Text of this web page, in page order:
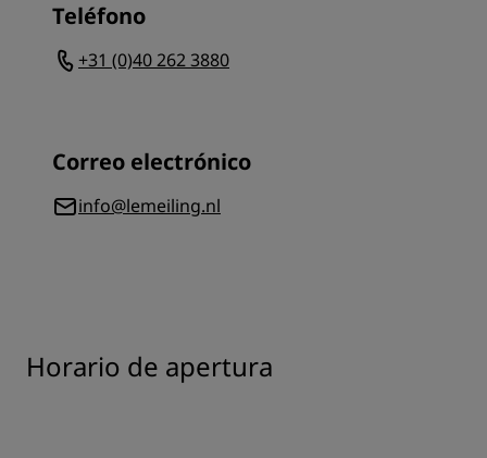
Teléfono
+31 (0)40 262 3880
Correo electrónico
info@lemeiling.nl
Horario de apertura